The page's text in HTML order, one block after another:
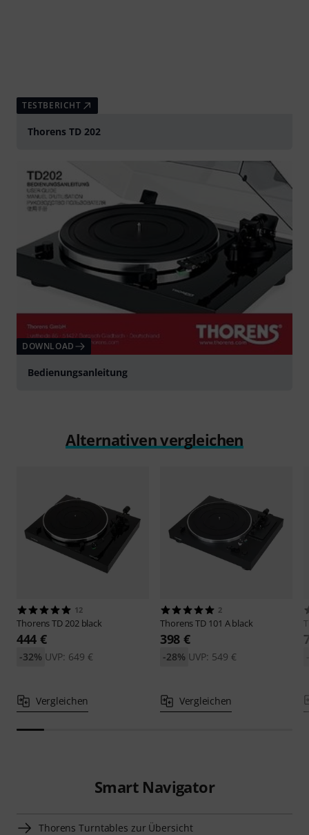
TESTBERICHT
Thorens TD 202
DOWNLOAD
Bedienungsanleitung
Alternativen vergleichen
12
ThorensTD 202 black
444 €
UVP: 649 €
-32%
Vergleichen
2
ThorensTD 101 A black
398 €
UVP: 549 €
-28%
Vergleichen
Smart Navigator
Thorens Turntables zur Übersicht